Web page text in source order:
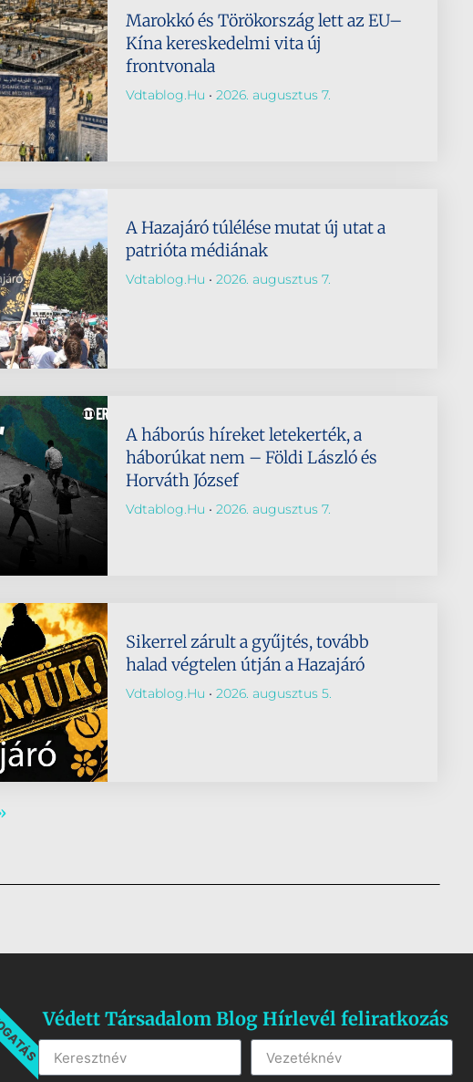
Marokkó és Törökország lett az EU–
Kína kereskedelmi vita új
frontvonala
Vdtablog.hu 2026. augusztus 7.
A Hazajáró túlélése mutat új utat a
patrióta médiának
Vdtablog.hu 2026. augusztus 7.
A háborús híreket letekerték, a
háborúkat nem – Földi László és
Horváth József
Vdtablog.hu 2026. augusztus 7.
Sikerrel zárult a gyűjtés, tovább
halad végtelen útján a Hazajáró
Vdtablog.hu 2026. augusztus 5.
Védett Társadalom Blog Hírlevél feliratkozás